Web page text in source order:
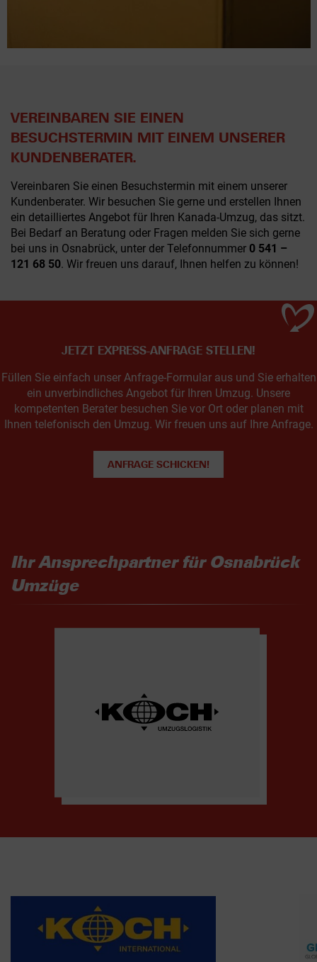
VEREINBAREN SIE EINEN
BESUCHSTERMIN MIT EINEM UNSERER
KUNDENBERATER.
Vereinbaren Sie einen Besuchstermin mit einem unserer
Kundenberater. Wir besuchen Sie gerne und erstellen Ihnen
ein detailliertes Angebot für Ihren Kanada-Umzug, das sitzt.
Bei Bedarf an Beratung oder Fragen melden Sie sich gerne
bei uns in Osnabrück, unter der Telefonnummer 0 541 –
121 68 50. Wir freuen uns darauf, Ihnen helfen zu können!
JETZT EXPRESS-ANFRAGE STELLEN!
Füllen Sie einfach unser Anfrage-Formular aus und Sie erhalten
ein unverbindliches Angebot für Ihren Umzug. Unsere
kompetenten Berater besuchen Sie vor Ort oder planen mit
Ihnen telefonisch den Umzug. Wir freuen uns auf Ihre Anfrage.
ANFRAGE SCHICKEN!
Ihr Ansprechpartner für Osnabrück
Umzüge